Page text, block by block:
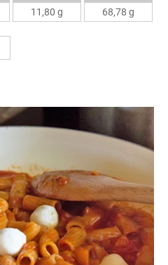
11,80 g
68,78 g